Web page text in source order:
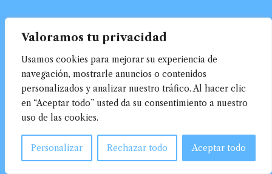
Valoramos tu privacidad
Usamos cookies para mejorar su experiencia de
navegación, mostrarle anuncios o contenidos
personalizados y analizar nuestro tráfico. Al hacer clic
en “Aceptar todo” usted da su consentimiento a nuestro
uso de las cookies.
Personalizar Rechazar todo Aceptar todo